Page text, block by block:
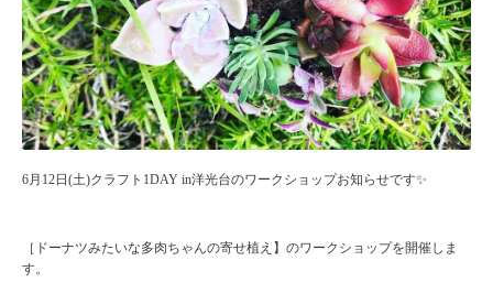
6月12日(土)クラフト1DAY in洋光台のワークショップお知らせです✨
［ドーナツみたいな多肉ちゃんの寄せ植え】のワークショップを開催しま
す。